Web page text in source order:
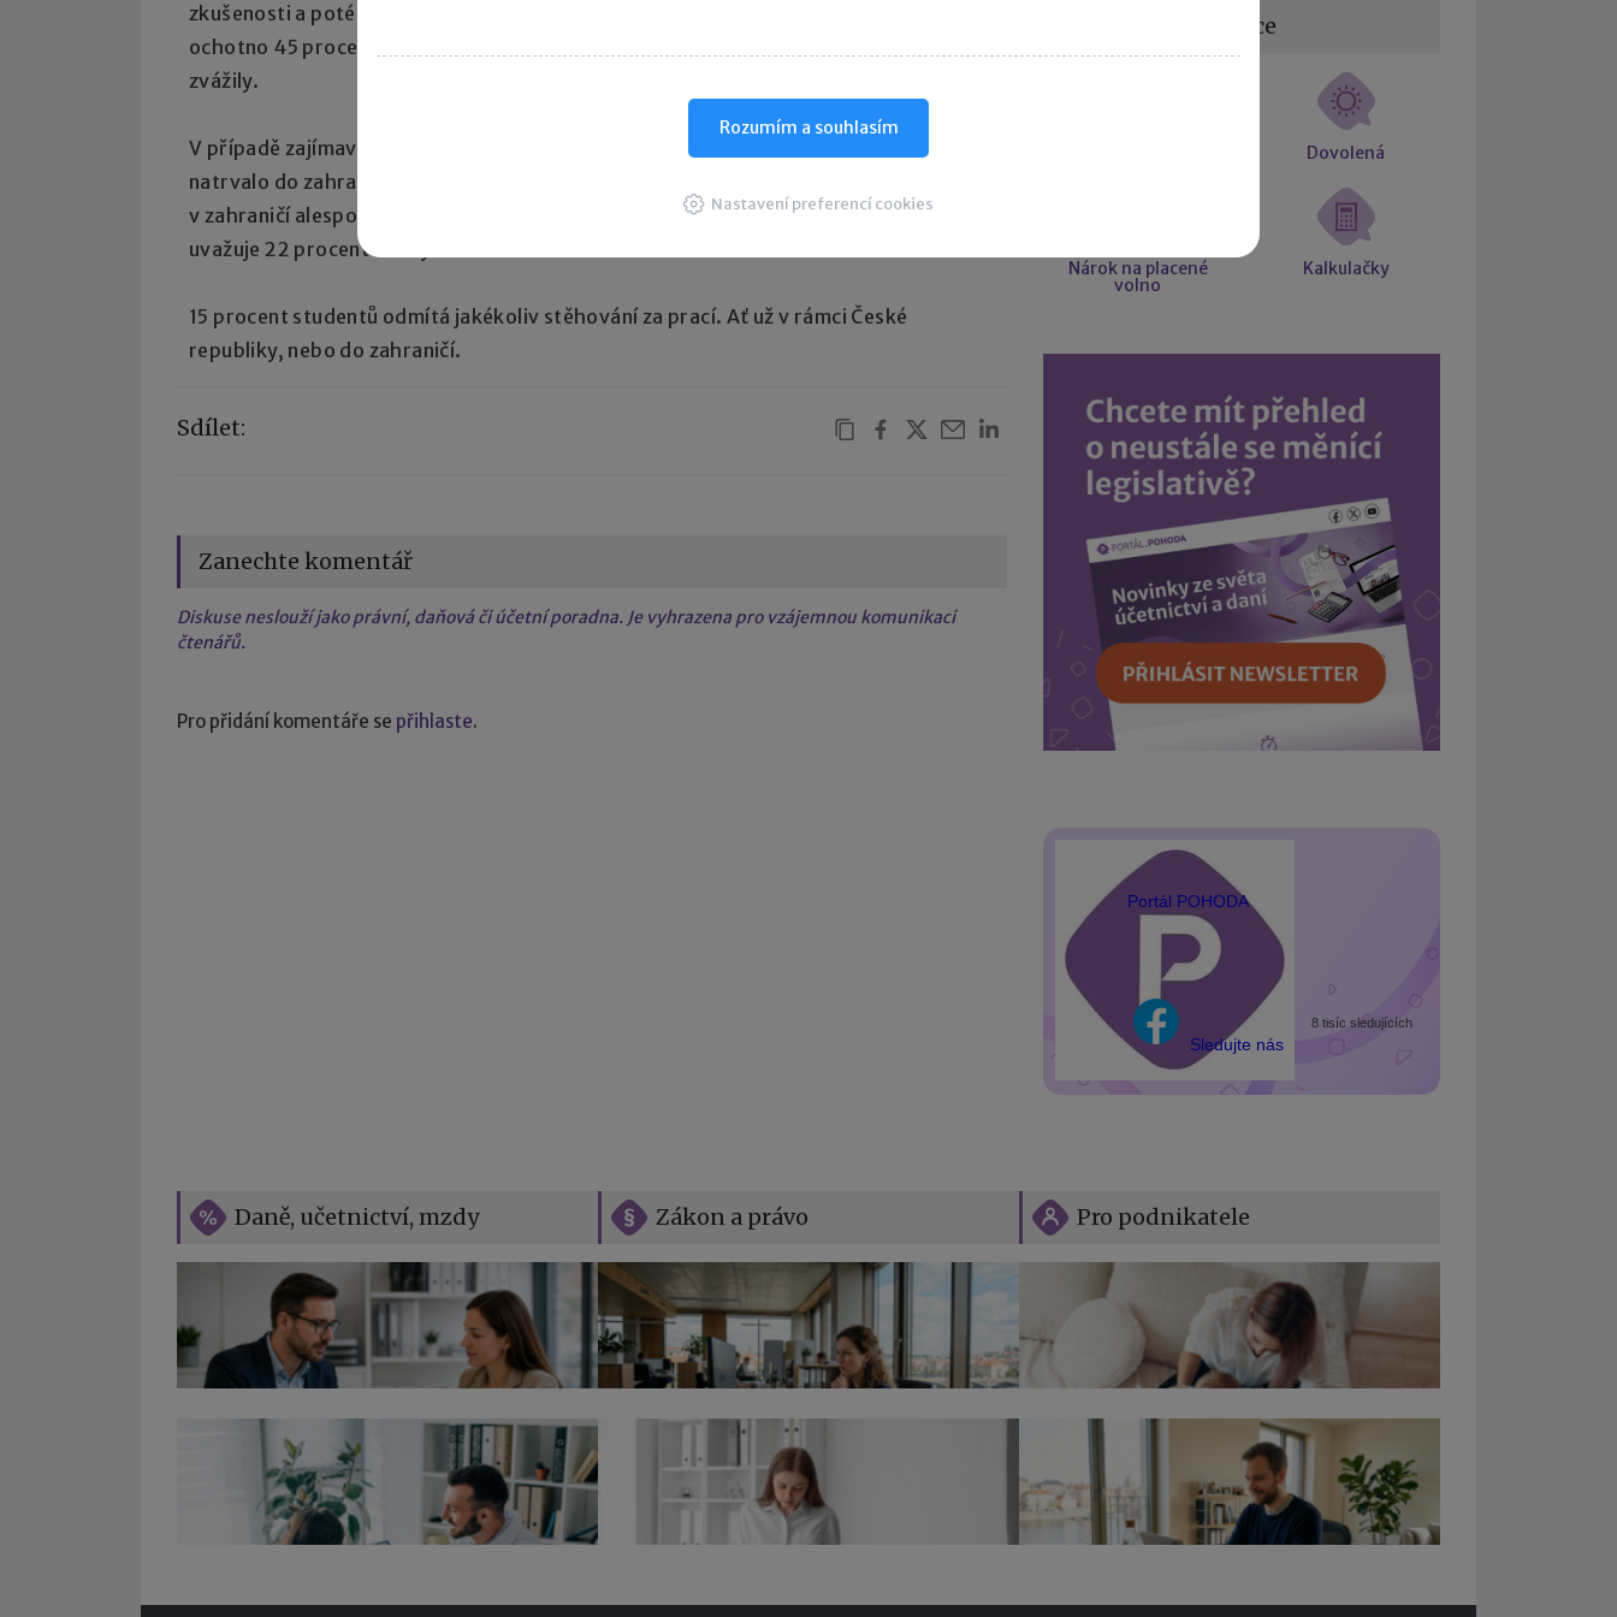
zkušenosti a poté se rozvíjet v jiné firmě. Přestěhovat se v rámci České republiky je
ochotno 45 procent studentů. Dvě pětiny studentů (40 %) by tuto možnost alespoň
zvážily.
V případě zajímavé pracovní nabídky by byli vysokoškoláci ochotní přestěhovat se
natrvalo do zahraničí (35 %). Více než čtvrtina studentů (27 %) by chtěla strávit
v zahraničí alespoň několik měsíců své budoucí kariéry. O roce nebo dvou v zahraničí
uvažuje 22 procent mladých lidí.
15 procent studentů odmítá jakékoliv stěhování za prací. Ať už v rámci České
republiky, nebo do zahraničí.
Sdílet:
Zanechte komentář
Diskuse neslouží jako právní, daňová či účetní poradna. Je vyhrazena pro vzájemnou komunikaci
čtenářů.
Pro přidání komentáře se přihlaste.
Užitečné informace
Dovolená
Nárok na placené
volno
Kalkulačky
Portál POHODA
Sledujte nás
8 tisíc sledujících
Daně, učetnictví, mzdy Zákon a právo
Vše o překážkách v práci na straně
zaměstnavatele
Pro podnikatele
Rozumím a souhlasím
Nastavení preferencí cookies